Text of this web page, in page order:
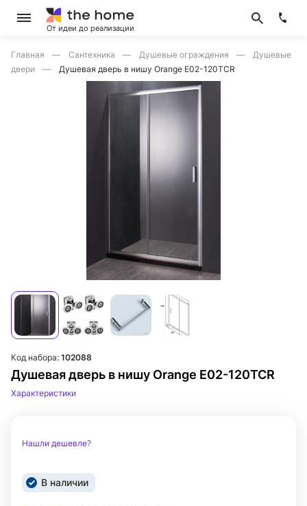
От идеи до реализации
Главная Сантехника Душевые ограждения
Душевые
двери
Душевая дверь в нишу Orange E02-120TCR
Душевая дверь в нишу Orange E02-120TCR
Код набора: 102088
Характеристики
Нашли дешевле?
В наличии